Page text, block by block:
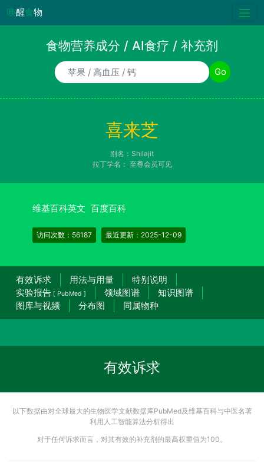
唤醒食物
食物营养成分 / AI食疗 / 补充剂
食物/AI食疗诉求/补充剂名称 Go
喜来芝
别名：Shilajit
拉丁学名： 至尊会员可见
维基百科英文 百度百科
访问次数：56187 最近更新：2025-12-09
有效诉求 用法与用量
特别说明
实验报告 [ PubMed ] 领域图谱
知识图谱
图库与视频
分布图 同属物种
有效诉求
以下数据由对全球最大的生物医学文献数据库PubMed及维基百科与中医名著
利用人工智能算法分析得出
对于任何诉求而言，对其有效的补充剂的最高权重值为100。